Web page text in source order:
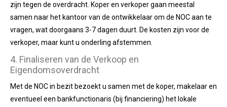
zijn tegen de overdracht. Koper en verkoper gaan meestal
samen naar het kantoor van de ontwikkelaar om de NOC aan te
vragen, wat doorgaans 3-7 dagen duurt. De kosten zijn voor de
verkoper, maar kunt u onderling afstemmen.
4. Finaliseren van de Verkoop en
Eigendomsoverdracht
Met de NOC in bezit bezoekt u samen met de koper, makelaar en
eventueel een bankfunctionaris (bij financiering) het lokale